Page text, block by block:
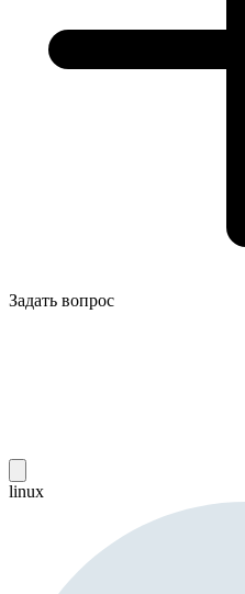
Задать вопрос
linux